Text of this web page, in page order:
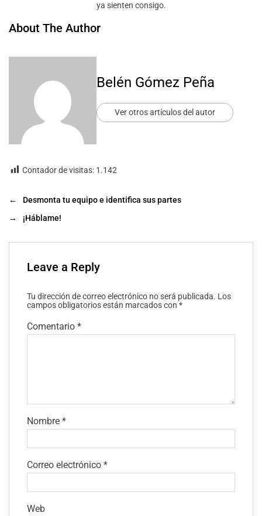
ya sienten consigo.
About The Author
Belén Gómez Peña
Ver otros artículos del autor
Contador de visitas: 1.142
←
Desmonta tu equipo e identifica sus partes
→
¡Háblame!
Leave a Reply
Tu dirección de correo electrónico no será publicada. Los
campos obligatorios están marcados con *
Comentario *
Nombre *
Correo electrónico *
Web